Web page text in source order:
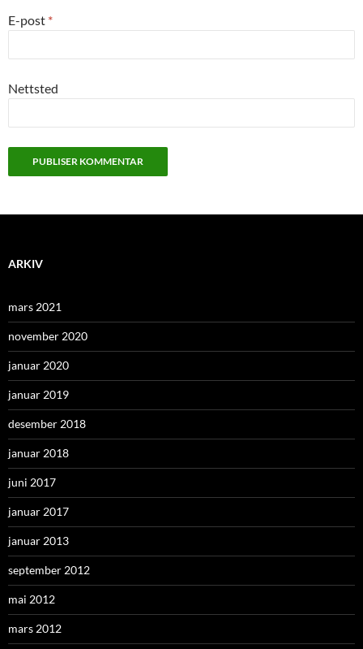
E-post *
Nettsted
ARKIV
mars 2021
november 2020
januar 2020
januar 2019
desember 2018
januar 2018
juni 2017
januar 2017
januar 2013
september 2012
mai 2012
mars 2012